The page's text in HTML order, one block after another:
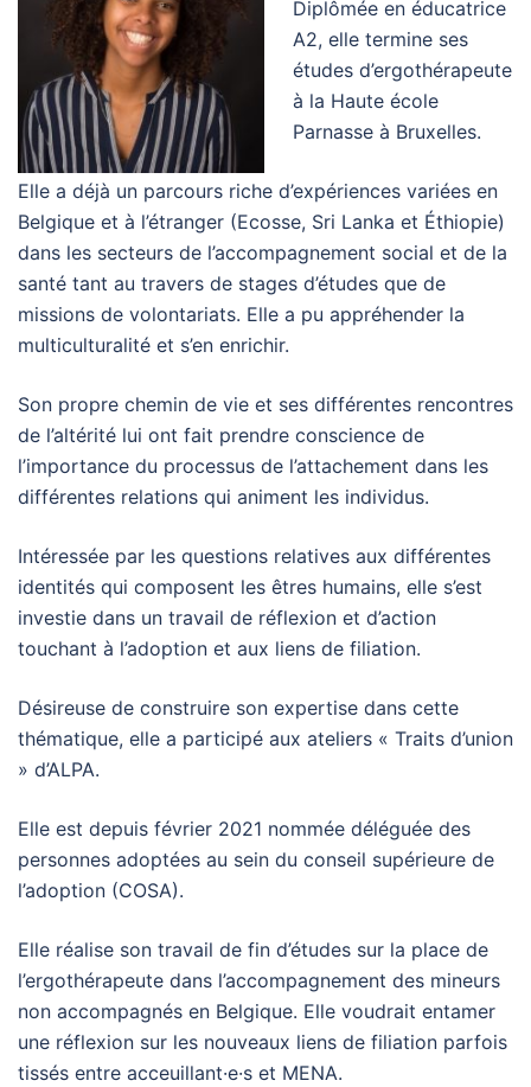
Diplômée en éducatrice
A2, elle termine ses
études d’ergothérapeute
à la Haute école
Parnasse à Bruxelles.
Elle a déjà un parcours riche d’expériences variées en
Belgique et à l’étranger (Ecosse, Sri Lanka et Éthiopie)
dans les secteurs de l’accompagnement social et de la
santé tant au travers de stages d’études que de
missions de volontariats. Elle a pu appréhender la
multiculturalité et s’en enrichir.
Son propre chemin de vie et ses différentes rencontres
de l’altérité lui ont fait prendre conscience de
l’importance du processus de l’attachement dans les
différentes relations qui animent les individus.
Intéressée par les questions relatives aux différentes
identités qui composent les êtres humains, elle s’est
investie dans un travail de réflexion et d’action
touchant à l’adoption et aux liens de filiation.
Désireuse de construire son expertise dans cette
thématique, elle a participé aux ateliers « Traits d’union
» d’ALPA.
Elle est depuis février 2021 nommée déléguée des
personnes adoptées au sein du conseil supérieure de
l’adoption (COSA).
Elle réalise son travail de fin d’études sur la place de
l’ergothérapeute dans l’accompagnement des mineurs
non accompagnés en Belgique. Elle voudrait entamer
une réflexion sur les nouveaux liens de filiation parfois
tissés entre acceuillant·e·s et MENA.